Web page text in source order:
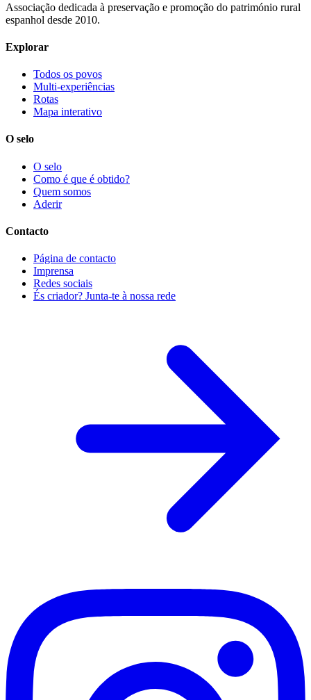
Associação dedicada à preservação e promoção do património rural
espanhol desde 2010.
Explorar
Todos os povos
Multi-experiências
Rotas
Mapa interativo
O selo
O selo
Como é que é obtido?
Quem somos
Aderir
Contacto
Página de contacto
Imprensa
Redes sociais
És criador? Junta-te à nossa rede